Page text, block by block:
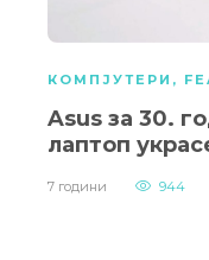
КОМПЈУТЕРИ ,
Asus за 30.
лаптоп
7 години 944